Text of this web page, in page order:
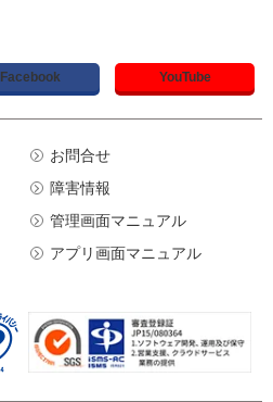
Facebook YouTube
お問合せ
障害情報
管理画面マニュアル
アプリ画面マニュアル